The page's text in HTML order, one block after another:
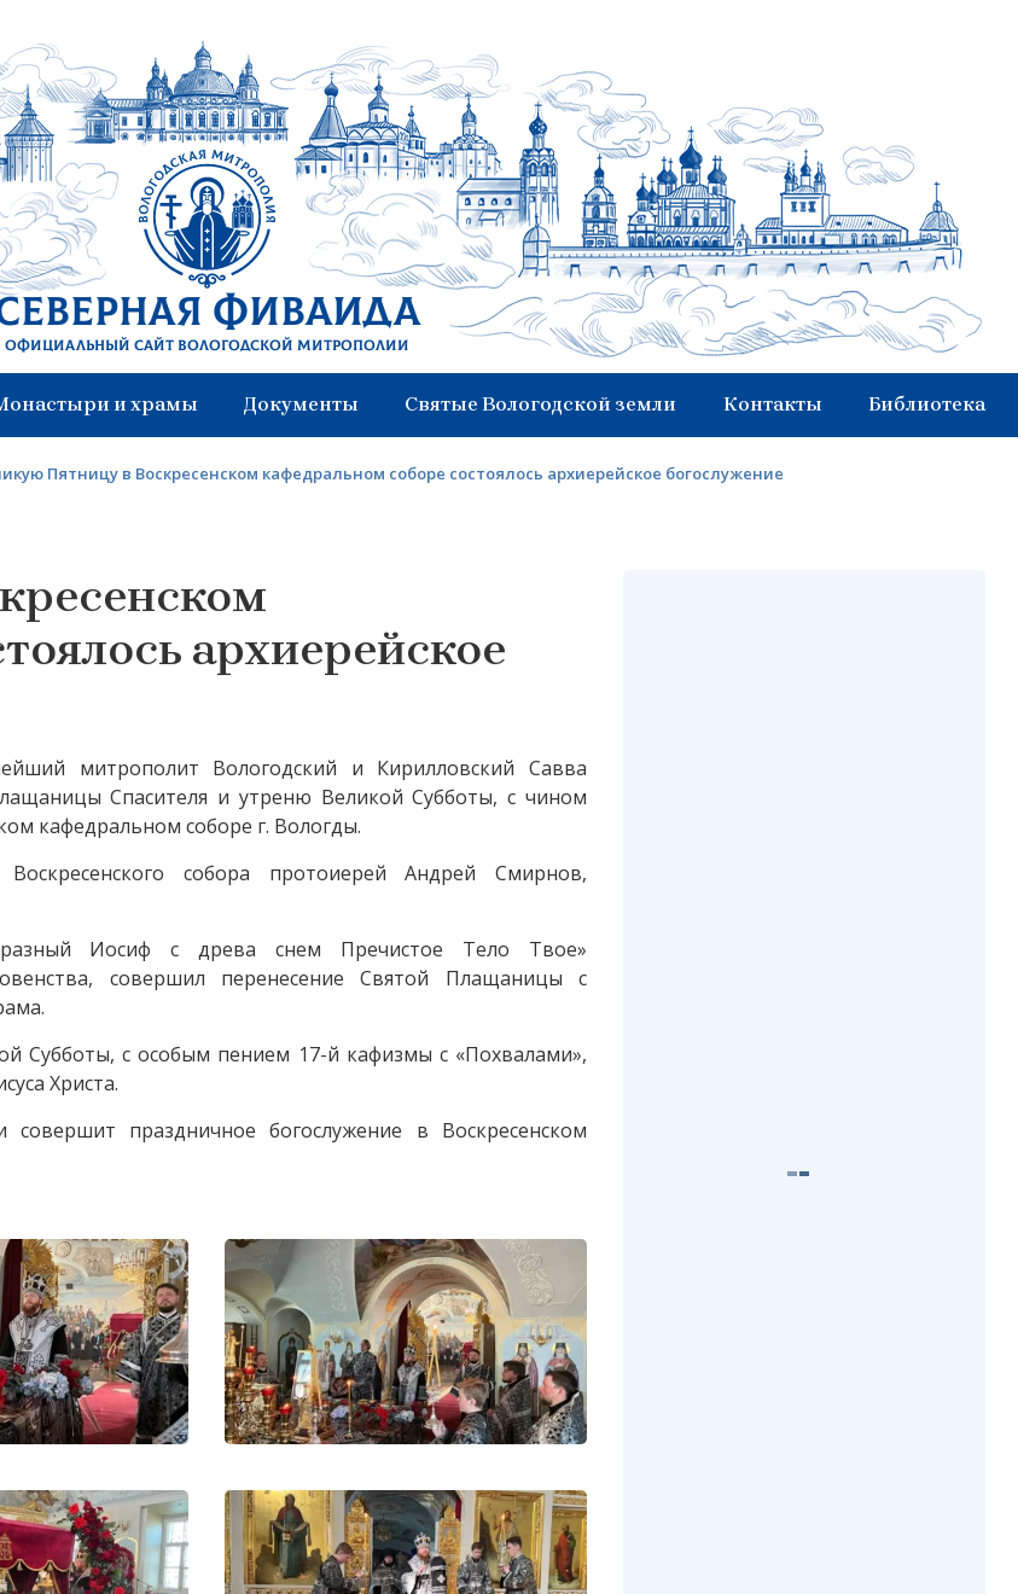
Фиваида
Официальный сайт Вологодской митрополии
и храмы Документы Святые Вологодской земли Контакты Библиотека
Пятницу в Воскресенском кафедральном соборе состоялось архиерейское богослужение
архиерейское
митрополит Вологодский и Кирилловский Савва
Спасителя и утреню Великой Субботы, с чином
кафедральном соборе г. Вологды.
Воскресенского собора протоиерей Андрей Смирнов,
Иосиф с древа снем Пречистое Тело Твое»
совершил перенесение Святой Плащаницы с
Субботы, с особым пением 17-й кафизмы с «Похвалами»,
Христа.
праздничное богослужение в Воскресенском